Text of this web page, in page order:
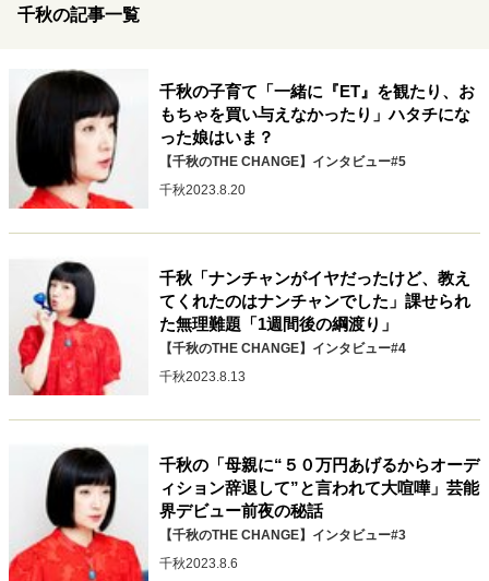
経営・ビジネス
トップが描く未来
マインドセット
重圧との向き合い方
忘れられない言葉
10代・20代の土台
ライフスタイル・生き方
40代からの景色 50代のリアル
美しさの哲学
パートナーとの歩み方
親になるということ
私を彩るエッセンス
60代のネクストステージ
70代のグランドデザイン
社会・カルチャー・マネー
千秋の記事一覧
千秋の子育て「一緒に『ET』を観たり、お
もちゃを買い与えなかったり」ハタチにな
った娘はいま？
【千秋のTHE CHANGE】インタビュー#5
千秋2023.8.20
千秋「ナンチャンがイヤだったけど、教え
てくれたのはナンチャンでした」課せられ
た無理難題「1週間後の綱渡り」
【千秋のTHE CHANGE】インタビュー#4
千秋2023.8.13
千秋の「母親に“５０万円あげるからオーデ
ィション辞退して”と言われて大喧嘩」芸能
界デビュー前夜の秘話
【千秋のTHE CHANGE】インタビュー#3
千秋2023.8.6